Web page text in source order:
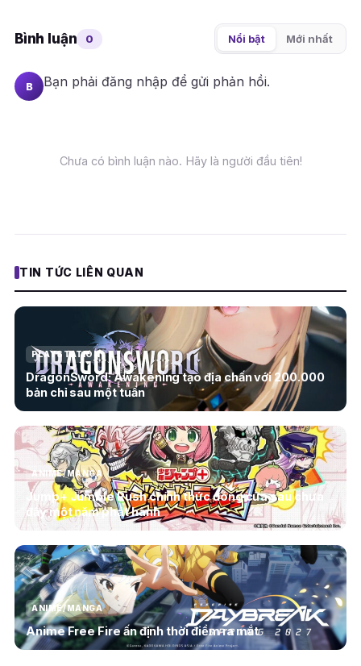
Bình luận 0 Nổi bật Mới nhất
B Bạn phải đăng nhập để gửi phản hồi.
Chưa có bình luận nào. Hãy là người đầu tiên!
TIN TỨC LIÊN QUAN
PLAYSTATION
DragonSword: Awakening tạo địa chấn với 200.000
bản chỉ sau một tuần
ANIME/MANGA
Jump+ Jumble Rush chính thức đóng cửa sau chưa
đầy một năm phát hành
ANIME/MANGA
Anime Free Fire ấn định thời điểm ra mắt